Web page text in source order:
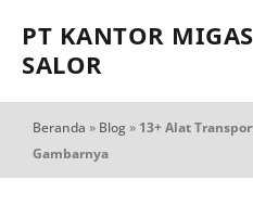
PT KANTOR MIGAS
SALOR
Beranda » Blog» 13+ Alat
Gambarnya